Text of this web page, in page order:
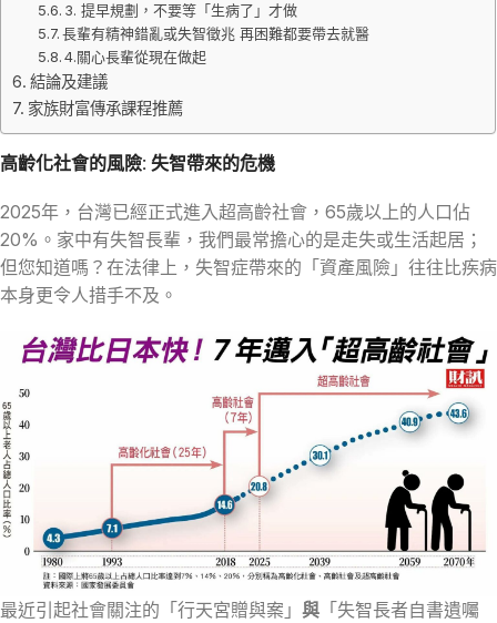
3. 提早規劃，不要等「生病了」才做
長輩有精神錯亂或失智徵兆 再困難都要帶去就醫
4.關心長輩從現在做起
結論及建議
家族財富傳承課程推薦
高齡化社會的風險: 失智帶來的危機
2025年，台灣已經正式進入超高齡社會，65歲以上的人口佔
20%。家中有失智長輩，我們最常擔心的是走失或生活起居；
但您知道嗎？在法律上，失智症帶來的「資產風險」往往比疾病
本身更令人措手不及。
最近引起社會關注的「行天宮贈與案」 與 「失智長者自書遺囑